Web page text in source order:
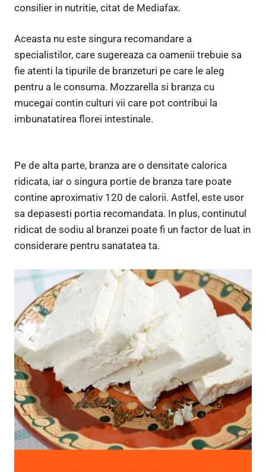
consilier in nutritie, citat de Mediafax.
Aceasta nu este singura recomandare a
specialistilor, care sugereaza ca oamenii trebuie sa
fie atenti la tipurile de branzeturi pe care le aleg
pentru a le consuma. Mozzarella si branza cu
mucegai contin culturi vii care pot contribui la
imbunatatirea florei intestinale.
Pe de alta parte, branza are o densitate calorica
ridicata, iar o singura portie de branza tare poate
contine aproximativ 120 de calorii. Astfel, este usor
sa depasesti portia recomandata. In plus, continutul
ridicat de sodiu al branzei poate fi un factor de luat in
considerare pentru sanatatea ta.